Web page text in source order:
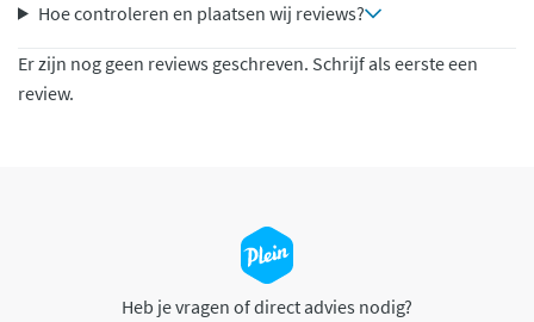
Hoe controleren en plaatsen wij reviews?
Er zijn nog geen reviews geschreven. Schrijf als eerste een
review.
Heb je vragen of direct advies nodig?